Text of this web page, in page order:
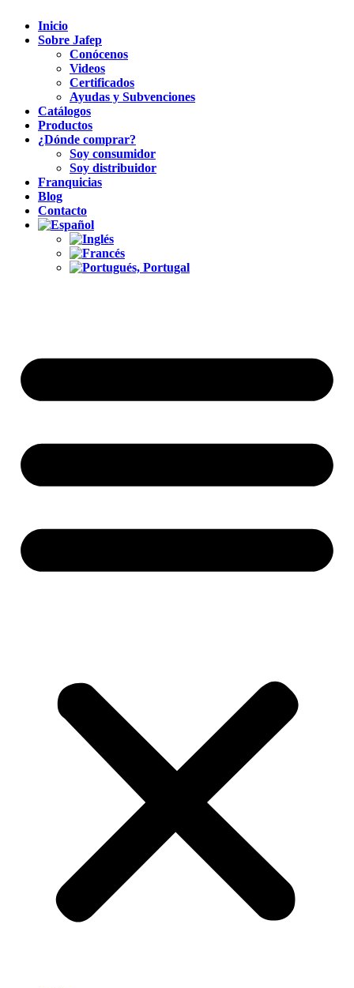
Inicio
Sobre Jafep
Conócenos
Videos
Certificados
Ayudas y Subvenciones
Catálogos
Productos
¿Dónde comprar?
Soy consumidor
Soy distribuidor
Franquicias
Blog
Contacto